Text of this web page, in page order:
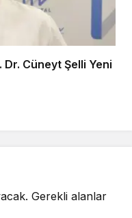
Dr. Cüneyt Şelli Yeni
Gerekli alanlar